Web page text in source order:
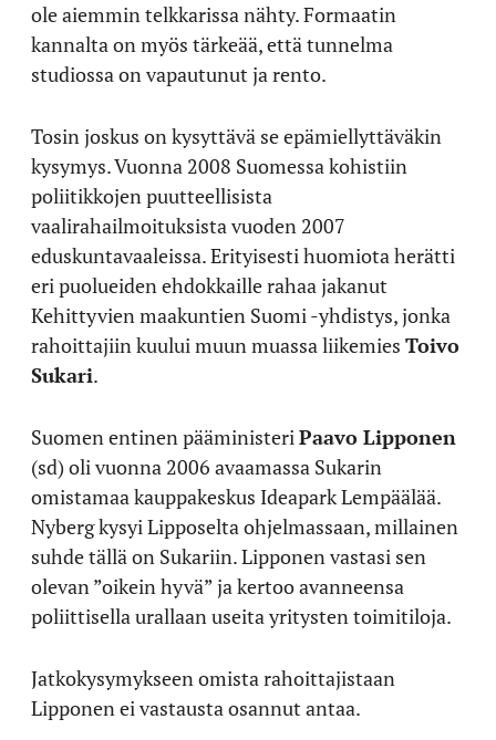
ole aiemmin telkkarissa nähty. Formaatin
kannalta on myös tärkeää, että tunnelma
studiossa on vapautunut ja rento.
Tosin joskus on kysyttävä se epämiellyttäväkin
kysymys. Vuonna 2008 Suomessa kohistiin
poliitikkojen puutteellisista
vaalirahailmoituksista vuoden 2007
eduskuntavaaleissa. Erityisesti huomiota herätti
eri puolueiden ehdokkaille rahaa jakanut
Kehittyvien maakuntien Suomi -yhdistys, jonka
rahoittajiin kuului muun muassa liikemies Toivo
Sukari.
Suomen entinen pääministeriPaavo Lipponen
(sd) oli vuonna 2006 avaamassa Sukarin
omistamaa kauppakeskus Ideapark Lempäälää.
Nyberg kysyi Lipposelta ohjelmassaan, millainen
suhde tällä on Sukariin. Lipponen vastasi sen
olevan ”oikein hyvä” ja kertoo avanneensa
poliittisella urallaan useita yritysten toimitiloja.
Jatkokysymykseen omista rahoittajistaan
Lipponen ei vastausta osannut antaa.